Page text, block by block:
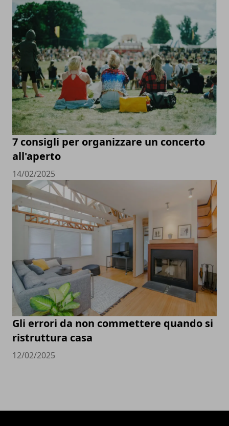
7 consigli per organizzare un concerto
all'aperto
14/02/2025
Gli errori da non commettere quando si
ristruttura casa
12/02/2025